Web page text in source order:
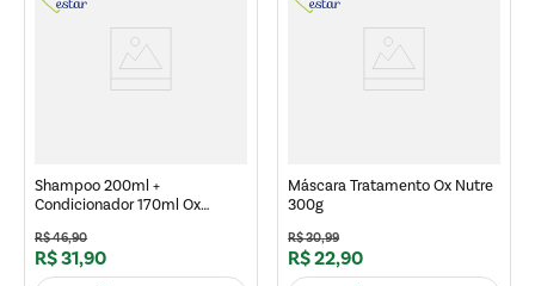
Shampoo 200ml +
Condicionador 170ml Ox
R$46,90
R$31,90
Máscara Tratamento Ox Nutre
300g
R$30,99
R$22,90